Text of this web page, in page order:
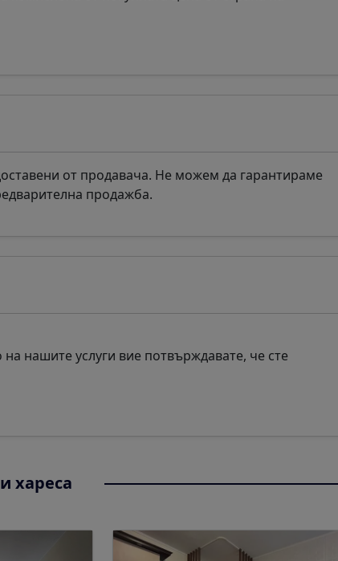
от продавача. Не можем да гарантираме
продажба.
нашите услуги вие потвърждавате, че сте
хареса